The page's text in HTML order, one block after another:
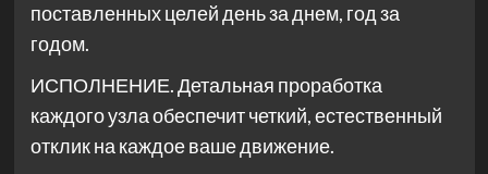
поставленных целей день за днем, год за
годом.
ИСПОЛНЕНИЕ. Детальная проработка
каждого узла обеспечит четкий, естественный
отклик на каждое ваше движение.